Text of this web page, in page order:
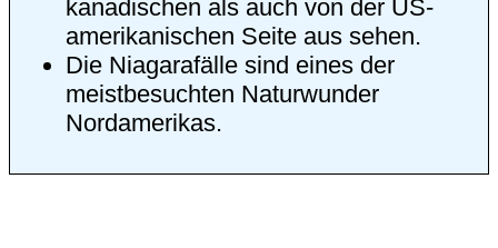
kanadischen als auch von der US-
amerikanischen Seite aus sehen.
Die Niagarafälle sind eines der
meistbesuchten Naturwunder
Nordamerikas.